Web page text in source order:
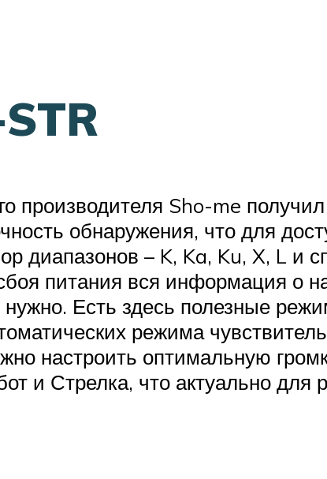
производителя Sho-me
обнаружения, что для
диапазонов – K, Ka, Ku, X, L и
питания вся информация о
нужно. Есть здесь полезные
режима
настроить оптимальную
и Стрелка, что актуально для